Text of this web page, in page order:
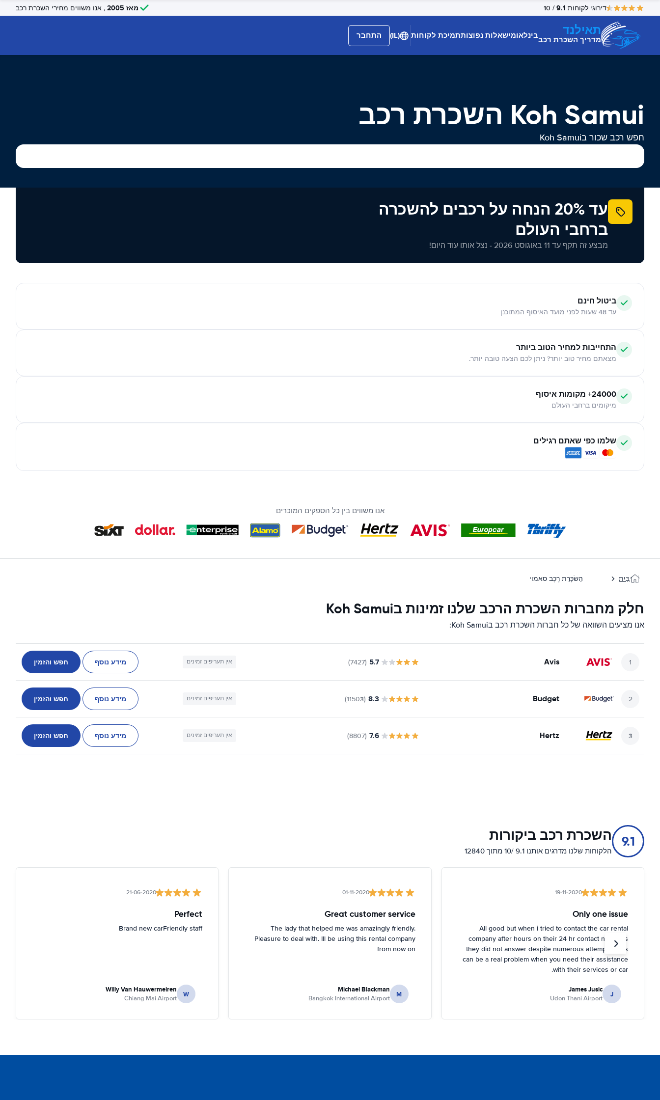
דירוגי לקוחות 9.1
/ 10 מאז 2005 , אנו משווים מחירי השכרת רכב
תאילנד
מדריך השכרת רכבבינלאומישאלות נפוצותתמיכת לקוחות (IL) התחבר
Koh Samui השכרת רכב
חפש רכב שכור בKoh Samui
עד 20% הנחה על רכבים להשכרה
ברחבי העולם
מבצע זה תקף עד 11 באוגוסט 2026 - נצל אותו עוד היום!
ביטול חינם
עד 48 שעות לפני מועד האיסוף המתוכנן
התחייבות למחיר הטוב ביותר
מצאתם מחיר טוב יותר? ניתן לכם הצעה טובה יותר.
24000+ מקומות איסוף
מיקומים ברחבי העולם
שלמו כפי שאתם רגילים
אנו משווים בין כל הספקים המוכרים
בַּיִת הַשׂכָּרַת רֶכֶב סאמוי
חלק מחברות השכרת הרכב שלנו זמינות בKoh Samui
אנו מציעים השוואה של כל חברות השכרת רכב בKoh Samui:
Avis
5.7
(7427) אין תעריפים זמינים מידע נוסף חפש והזמין
Budget
8.3
(11503) אין תעריפים זמינים מידע נוסף חפש והזמין
Hertz
7.6
(8807) אין תעריפים זמינים מידע נוסף חפש והזמין
9.1 השכרת רכב ביקורות
הלקוחות שלנו מדרגים אותנו 9.1 /10 מתוך 12840
19-11-2020
Only one issue
All good but when i tried to contact the car rental
company after hours on their 24 hr contact numbers
they did not answer despite numerous attempts. This
can be a real problem when you need their assistance
with their services or car.
J
James Jusic
Udon Thani Airport
01-11-2020
Great customer service
The lady that helped me was amazingly friendly.
Pleasure to deal with. Ill be using this rental company
from now on
M
Michael Blackman
Bangkok International Airport
21-06-2020
Perfect
Brand new carFriendly staff
W
Willy Van Hauwermeiren
Chiang Mai Airport